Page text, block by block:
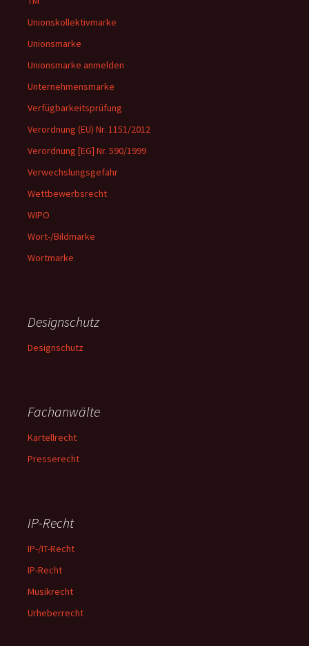
Unionskollektivmarke
Unionsmarke
Unionsmarke anmelden
Unternehmensmarke
Verfügbarkeitsprüfung
Verordnung (EU) Nr. 1151/2012
Verordnung [EG] Nr. 590/1999
Verwechslungsgefahr
Wettbewerbsrecht
WIPO
Wort-/Bildmarke
Wortmarke
Designschutz
Designschutz
Fachanwälte
Kartellrecht
Presserecht
IP-Recht
IP-/IT-Recht
IP-Recht
Musikrecht
Urheberrecht